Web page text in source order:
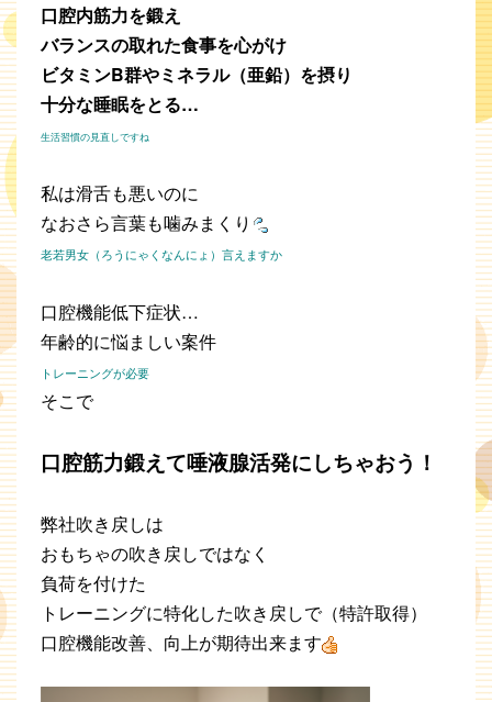
口腔内筋力を鍛え
バランスの取れた食事を心がけ
ビタミンB群やミネラル（亜鉛）を摂り
十分な睡眠をとる…
生活習慣の見直しですね
私は滑舌も悪いのに
なおさら言葉も噛みまくり
老若男女（ろうにゃくなんにょ）言えますか
口腔機能低下症状…
年齢的に悩ましい案件
トレーニングが必要
そこで
口腔筋力鍛えて唾液腺活発にしちゃおう！
弊社吹き戻しは
おもちゃの吹き戻しではなく
負荷を付けた
トレーニングに特化した吹き戻しで（特許取得）
口腔機能改善、向上が期待出来ます